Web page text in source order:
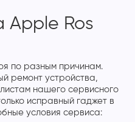
Apple Ros
по разным причинам.
ремонт устройства,
нашего сервисного
исправный гаджет в
условия сервиса: